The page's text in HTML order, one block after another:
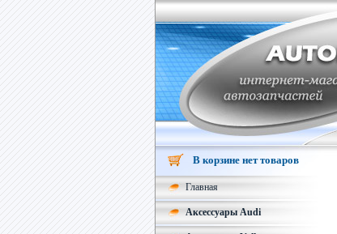
В корзине нет товаров
Главная
Аксессуары Audi